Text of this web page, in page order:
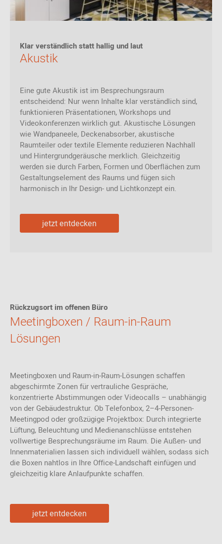
Klar verständlich statt hallig und laut
Akustik
Eine gute Akustik ist im Besprechungsraum
entscheidend: Nur wenn Inhalte klar verständlich sind,
funktionieren Präsentationen, Workshops und
Videokonferenzen wirklich gut. Akustische Lösungen
wie Wandpaneele, Deckenabsorber, akustische
Raumteiler oder textile Elemente reduzieren Nachhall
und Hintergrundgeräusche merklich. Gleichzeitig
werden sie durch Farben, Formen und Oberflächen zum
Gestaltungselement des Raums und fügen sich
harmonisch in Ihr Design- und Lichtkonzept ein.
jetzt entdecken
Rückzugsort im offenen Büro
Meetingboxen / Raum-in-Raum
Lösungen
Meetingboxen und Raum-in-Raum-Lösungen schaffen
abgeschirmte Zonen für vertrauliche Gespräche,
konzentrierte Abstimmungen oder Videocalls – unabhängig
von der Gebäudestruktur. Ob Telefonbox, 2–4-Personen-
Meetingpod oder großzügige Projektbox: Durch integrierte
Lüftung, Beleuchtung und Medienanschlüsse entstehen
vollwertige Besprechungsräume im Raum. Die Außen- und
Innenmaterialien lassen sich individuell wählen, sodass sich
die Boxen nahtlos in Ihre Office-Landschaft einfügen und
gleichzeitig klare Anlaufpunkte schaffen.
jetzt entdecken